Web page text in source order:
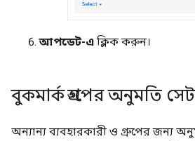
আপডেট-এ ক্লিক করুন।
বুকমার্ক গ্রুপের অনুমতি
অন্যান্য ব্যবহারকারী ও গ্রুপের জন্য